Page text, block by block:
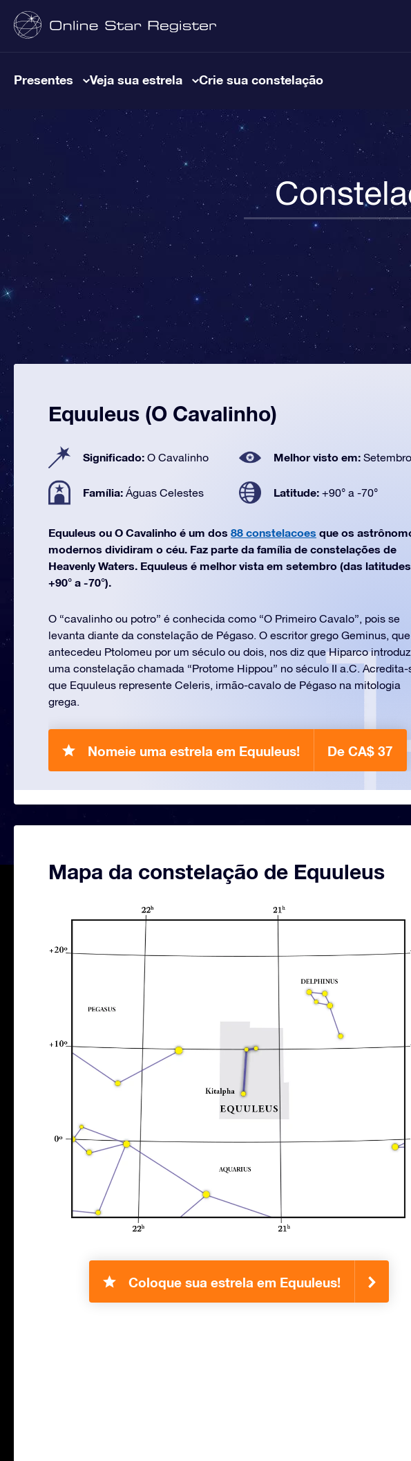
Presentes Veja sua estrela Crie sua constelação
Equuleus (O Cavalinho)
Significado: O Cavalinho Melhor visto em: Setembro
Família: Águas Celestes Latitude: +90° a -70°
Equuleus ou O Cavalinho é um dos 88 constelacoes que os
modernos dividiram o céu. Faz parte da família de constelações de
Heavenly Waters. Equuleus é melhor vista em setembro (das latitudes
+90° a -70°).
O “cavalinho ou potro” é conhecida como “O Primeiro Cavalo”, pois se
levanta diante da constelação de Pégaso. O escritor grego Geminus, que
antecedeu Ptolomeu por um século ou dois, nos diz que Hiparco
uma constelação chamada “Protome Hippou” no século II a.C. Acredita-
que Equuleus represente Celeris, irmão-cavalo de Pégaso na mitologia
grega.
Nomeie uma estrela em Equuleus! De CA$ 37
Mapa da constelação de Equuleus
Coloque sua estrela em Equuleus!